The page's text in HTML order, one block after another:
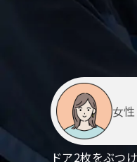
女
ドア2枚をぶつ